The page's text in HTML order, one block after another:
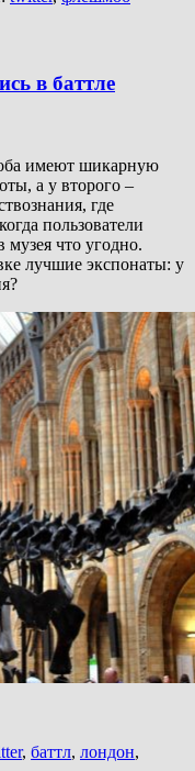
в баттле
имеют шикарную
а у второго –
где
пользователи
музея что угодно.
лучшие экспонаты: у
, баттл, лондон,